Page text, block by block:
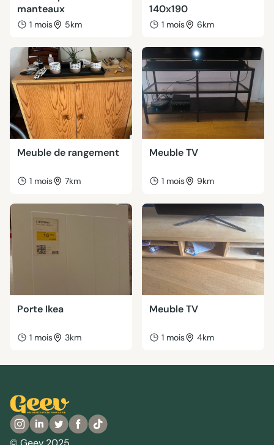
manteaux
1 mois 5km
140x190
1 mois 6km
Meuble de rangement
1 mois 7km
Meuble TV
1 mois 9km
Porte Ikea
1 mois 3km
Meuble TV
1 mois 4km